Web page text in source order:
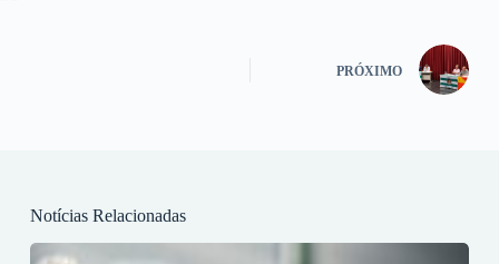
PRÓXIMO
Notícias Relacionadas